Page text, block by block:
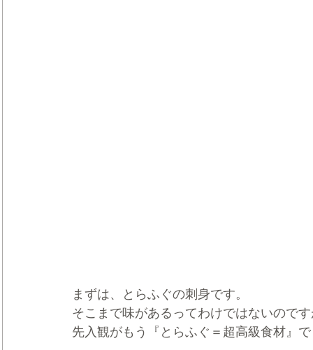
まずは、とらふぐの刺身です。
そこまで味があるってわけではないので
先入観がもう『とらふぐ＝超高級食材』